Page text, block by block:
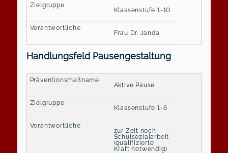
Klassenstufe 1-10
Frau Dr. Janda
Handlungsfeld Pausengestaltung
Aktive Pause
Klassenstufe 1-6
zur Zeit noch
Schulsozialarbeit
(qualifizierte
Kraft notwendig)